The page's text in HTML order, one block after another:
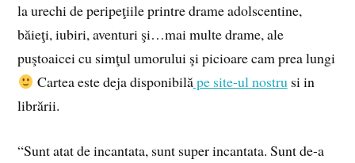
la urechi de peripeţiile printre drame adolscentine,
băieţi, iubiri, aventuri şi…mai multe drame, ale
puştoaicei cu simţul umorului şi picioare cam prea lungi
Cartea este deja disponibilăpe site-ul nostrusi in
librării.
“Sunt atat de incantata, sunt super incantata.Sunt de-a